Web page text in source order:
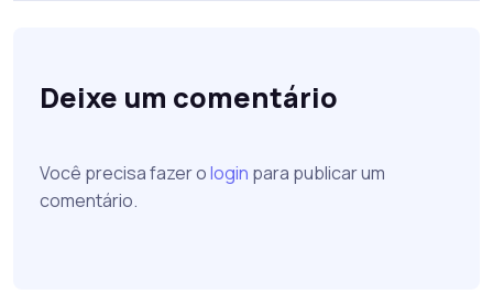
Deixe um comentário
Você precisa fazer ologin para publicar um
comentário.